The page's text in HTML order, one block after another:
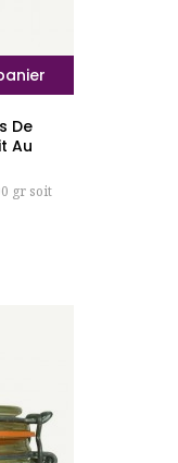
De
Au
gr soit